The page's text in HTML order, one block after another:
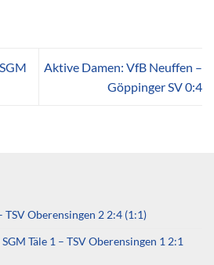
Aktive Damen: VfB Neuffen –
Göppinger SV 0:4
TSV Oberensingen 2 2:4 (1:1)
Täle 1 – TSV Oberensingen 1 2:1